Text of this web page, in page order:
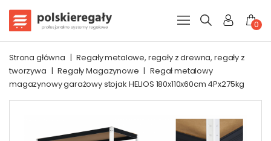
0
Strona główna | Regały metalowe, regały z drewna, regały z
tworzywa | Regały Magazynowe | Regał metalowy
magazynowy garażowy stojak HELIOS 180x110x60cm 4Px275kg